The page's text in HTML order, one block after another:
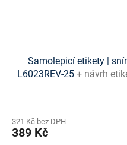
Samolepicí etikety |
L6023REV-25 + návrh
321 Kč bez DPH
389 Kč